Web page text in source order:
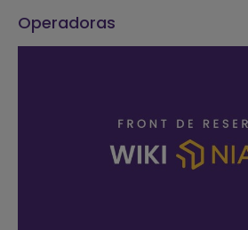
Operadoras